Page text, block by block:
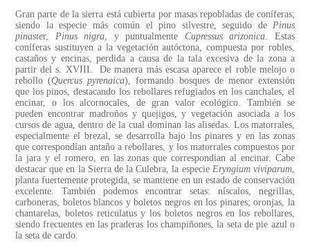
Gran parte de la sierra está cubierta por masas repobladas de coníferas;
siendo la especie más común el pino silvestre, seguido de Pinus
pinaster, Pinus nigra, y puntualmente Cupressus arizonica. Estas
coníferas sustituyen a la vegetación autóctona, compuesta por robles,
castaños y encinas, perdida a causa de la tala excesiva de la zona a
partir del s. XVIII. De manera más escasa aparece el roble melojo o
rebollo (Quercus pyrenaica), formando bosques de menor extensión
que los pinos, destacando los rebollares refugiados en los canchales, el
encinar, o los alcornocales, de gran valor ecológico. También se
pueden encontrar madroños y quejigos, y vegetación asociada a los
cursos de agua, dentro de la cual dominan las alisedas. Los matorrales,
especialmente el brezal, se desarrolla bajo los pinares y en las zonas
que correspondían antaño a rebollares, y los matorrales compuestos por
la jara y el romero, en las zonas que correspondían al encinar. Cabe
destacar que en la Sierra de la Culebra, la especie Eryngium viviparum,
planta fuertemente protegida, se mantiene en un estado de conservación
excelente. También podemos encontrar setas: níscalos, negrillas,
carboneras, boletos blancos y boletos negros en los pinares; oronjas, la
chantarelas, boletos reticulatus y los boletos negros en los rebollares,
siendo frecuentes en las praderas los champiñones, la seta de pie azul o
la seta de cardo.